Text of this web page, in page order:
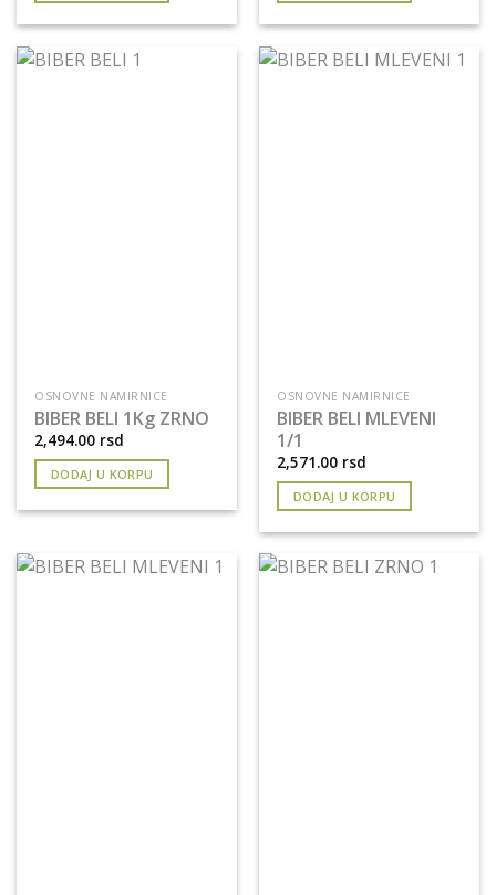
OSNOVNE NAMIRNICE
BIBER BELI 1Kg ZRNO
2,494.00 rsd
DODAJ U KORPU
OSNOVNE NAMIRNICE
BIBER BELI MLEVENI
1/1
2,571.00 rsd
DODAJ U KORPU